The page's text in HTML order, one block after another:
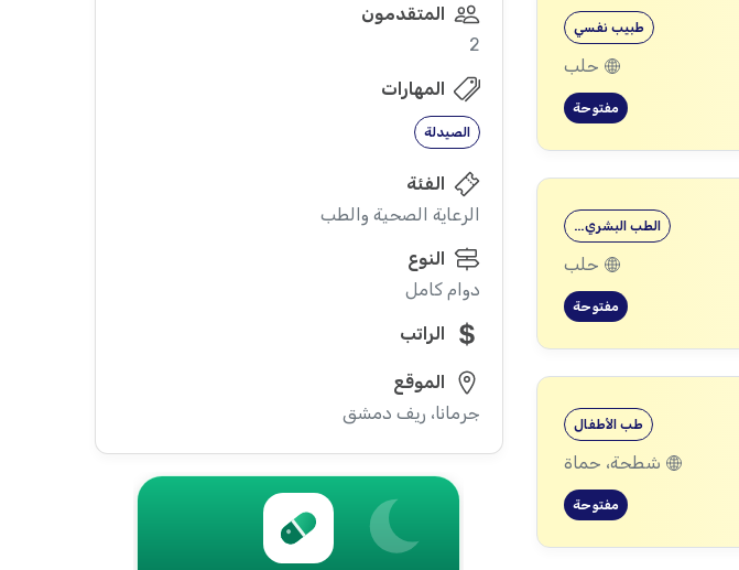
طبيب نفسي
حلب
مفتوحة
الطب البشري…
حلب
مفتوحة
طب الأطفال
شطحة، حماة
مفتوحة
المتقدمون
2
المهارات
الصيدلة
الفئة
الرعاية الصحية والطب
النوع
دوام كامل
الراتب
الموقع
جرمانا، ريف دمشق